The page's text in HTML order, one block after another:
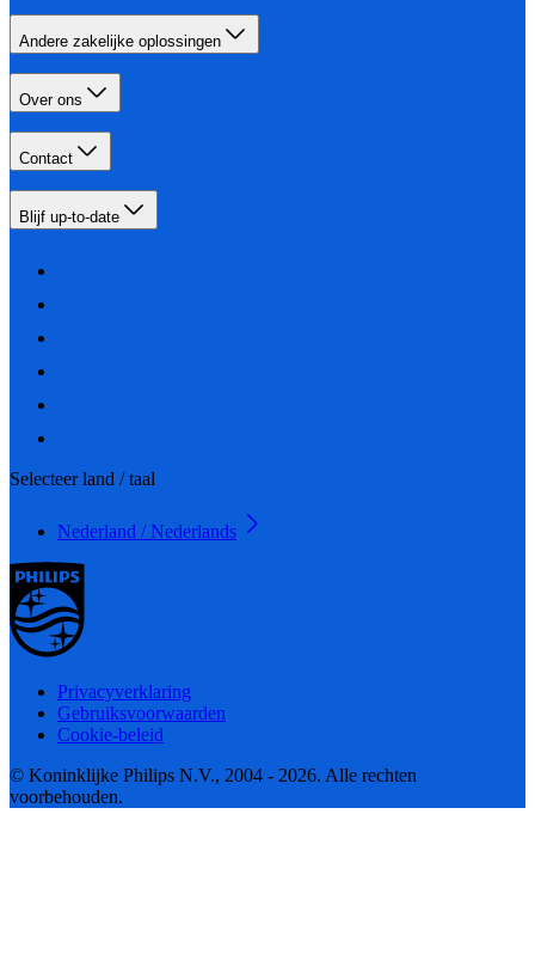
Andere zakelijke oplossingen
Over ons
Contact
Blijf up-to-date
Selecteer land / taal
Nederland / Nederlands
Privacyverklaring
Gebruiksvoorwaarden
Cookie-beleid
© Koninklijke Philips N.V., 2004 - 2026. Alle rechten
voorbehouden.